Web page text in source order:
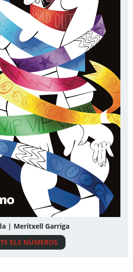
| Meritxell Garriga
ELS NÚMEROS